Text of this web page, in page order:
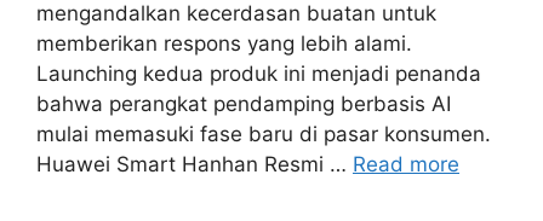
mengandalkan kecerdasan buatan untuk
memberikan respons yang lebih alami.
Launching kedua produk ini menjadi penanda
bahwa perangkat pendamping berbasis AI
mulai memasuki fase baru di pasar konsumen.
Huawei Smart Hanhan Resmi … Read more